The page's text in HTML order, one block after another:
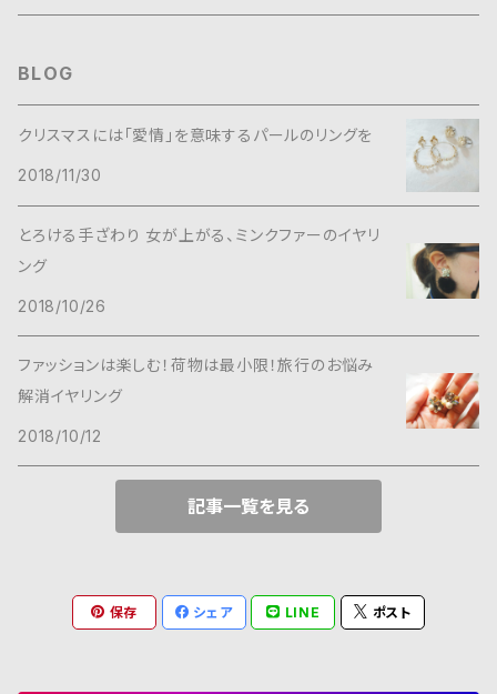
BLOG
クリスマスには「愛情」を意味するパールのリングを
2018/11/30
とろける手ざわり 女が上がる、ミンクファーのイヤリ
ング
2018/10/26
ファッションは楽しむ！荷物は最小限！旅行のお悩み
解消イヤリング
2018/10/12
記事一覧を見る
保存 シェア LINE ポスト